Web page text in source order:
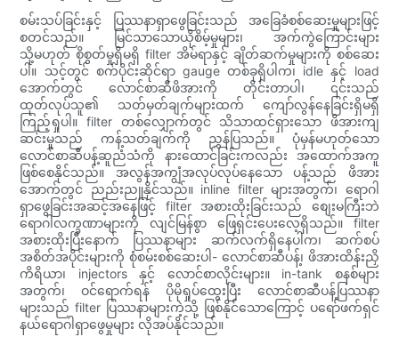
စမ်းသပ်ခြင်းနှင့် ပြဿနာရှာဖွေခြင်းသည် အခြေခံစစ်ဆေးမှုများဖြင့်
စတင်သည်။ မြင်သာသောယိုစိမ့်မှုများ၊ အက်ကွဲကြောင်းများ
သို့မဟုတ် စိုစွတ်မှုရှိမရှိ filter အိမ်ရာနှင့် ချိတ်ဆက်မှုများကို စစ်ဆေး
ပါ။ သင့်တွင် စက်ပိုင်းဆိုင်ရာ gauge တစ်ခုရှိပါက၊ idle နှင့် load
အောက်တွင် လောင်စာဆီဖိအားကို တိုင်းတာပါ၊ ၎င်းသည်
ထုတ်လုပ်သူ၏ သတ်မှတ်ချက်များထက် ကျော်လွန်နေခြင်းရှိမရှိ
ကြည့်ရှုပါ။ filter တစ်လျှောက်တွင် သိသာထင်ရှားသော ဖိအားကျ
ဆင်းမှုသည် ကန့်သတ်ချက်ကို ညွှန်ပြသည်။ ပုံမှန်မဟုတ်သော
လောင်စာဆီပန့်ဆူညံသံကို နားထောင်ခြင်းကလည်း အထောက်အကူ
ဖြစ်စေနိုင်သည်။ အလွန်အကျွံအလုပ်လုပ်နေသော ပန့်သည် ဖိအား
အောက်တွင် ညည်းညူနိုင်သည်။ inline filter များအတွက်၊ ရောဂါ
ရှာဖွေခြင်းအဆင့်အနေဖြင့် filter အစားထိုးခြင်းသည် စျေးမကြီးဘဲ
ရောဂါလက္ခဏာများကို လျင်မြန်စွာ ဖြေရှင်းပေးလေ့ရှိသည်။ filter
အစားထိုးပြီးနောက် ပြဿနာများ ဆက်လက်ရှိနေပါက၊ ဆက်စပ်
အစိတ်အပိုင်းများကို စုံစမ်းစစ်ဆေးပါ- လောင်စာဆီပန့်၊ ဖိအားထိန်းညှိ
ကိရိယာ၊ injectors နှင့် လောင်စာလိုင်းများ။ in-tank စနစ်များ
အတွက်၊ ဝင်ရောက်ရန် ပိုမိုရှုပ်ထွေးပြီး လောင်စာဆီပန့်ပြဿနာ
များသည် filter ပြဿနာများကဲ့သို့ ဖြစ်နိုင်သောကြောင့် ပရော်ဖက်ရှင်
နယ်ရောဂါရှာဖွေမှုများ လိုအပ်နိုင်သည်။